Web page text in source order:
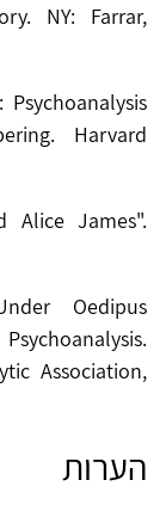
NY: Farrar,
Harvard
Alice James".
Oedipus
Association,
הערות